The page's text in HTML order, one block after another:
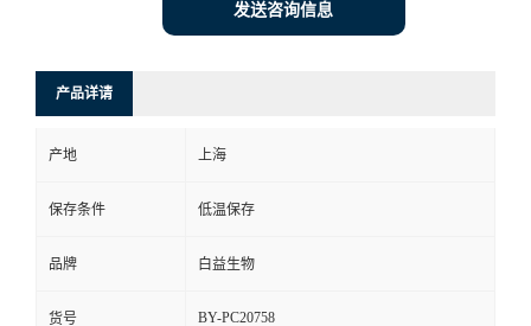
发送咨询信息
产品详请
产地 上海
保存条件 低温保存
品牌 白益生物
货号 BY-PC20758